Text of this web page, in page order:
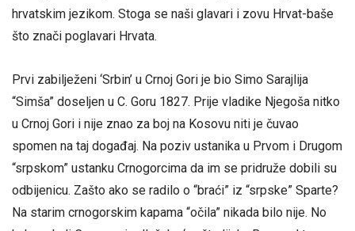
hrvatskim jezikom. Stoga se naši glavari i zovu Hrvat-baše
što znači poglavari Hrvata.
Prvi zabilježeni ‘Srbin’ u Crnoj Gori je bio Simo Sarajlija
“Simša” doseljen u C. Goru 1827. Prije vladike Njegoša nitko
u Crnoj Gori i nije znao za boj na Kosovu niti je čuvao
spomen na taj događaj. Na poziv ustanika u Prvom i Drugom
“srpskom” ustanku Crnogorcima da im se pridruže dobili su
odbijenicu. Zašto ako se radilo o “braći” iz “srpske” Sparte?
Na starim crnogorskim kapama “očila” nikada bilo nije. No